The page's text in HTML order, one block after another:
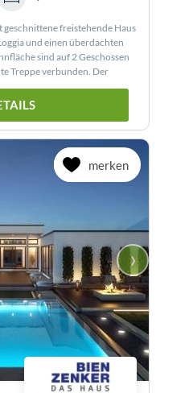
geschnittene freistehende Haus
und einen überdachten
sind auf 2 Geschossen
Treppe verbunden. Der
optimale Raumnutzung.
merken
›